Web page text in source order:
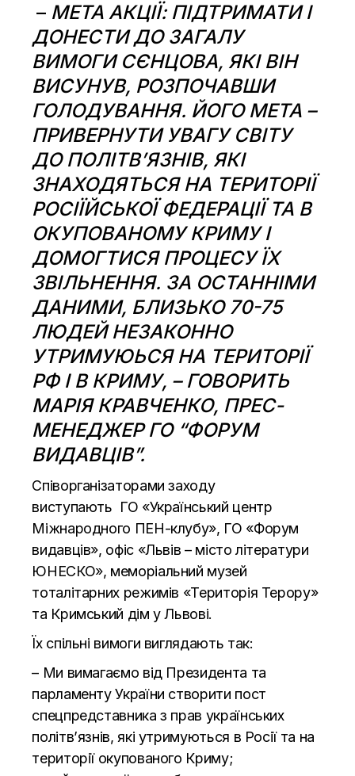
– МЕТА АКЦІЇ: ПІДТРИМАТИ І
ДОНЕСТИ ДО ЗАГАЛУ
ВИМОГИ СЄНЦОВА, ЯКІ ВІН
ВИСУНУВ, РОЗПОЧАВШИ
ГОЛОДУВАННЯ. ЙОГО МЕТА –
ПРИВЕРНУТИ УВАГУ СВІТУ
ДО ПОЛІТВ’ЯЗНІВ, ЯКІ
ЗНАХОДЯТЬСЯ НА ТЕРИТОРІЇ
РОСІЇЙСЬКОЇ ФЕДЕРАЦІЇ ТА В
ОКУПОВАНОМУ КРИМУ І
ДОМОГТИСЯ ПРОЦЕСУ ЇХ
ЗВІЛЬНЕННЯ. ЗА ОСТАННІМИ
ДАНИМИ, БЛИЗЬКО 70-75
ЛЮДЕЙ НЕЗАКОННО
УТРИМУЮЬСЯ НА ТЕРИТОРІЇ
РФ І В КРИМУ, – ГОВОРИТЬ
МАРІЯ КРАВЧЕНКО, ПРЕС-
МЕНЕДЖЕР ГО “ФОРУМ
ВИДАВЦІВ”.
Співорганізаторами заходу
виступають ГО «Український центр
Міжнародного ПЕН-клубу», ГО «Форум
видавців», офіс «Львів – місто літератури
ЮНЕСКО», меморіальний музей
тоталітарних режимів «Територія Терору»
та Кримський дім у Львові.
Їх спільні вимоги виглядають так:
– Ми вимагаємо від Президента та
парламенту України створити пост
спецпредставника з прав українських
політв’язнів, які утримуються в Росії та на
території окупованого Криму;